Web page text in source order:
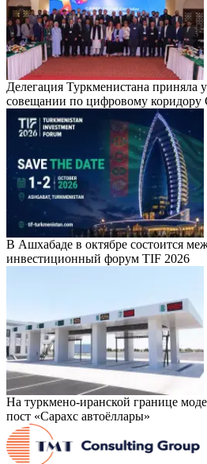
Делегация Туркменистана приняла
совещании по цифровому коридору
В Ашхабаде в октябре состоится
инвестиционный форум TIF 2026
На туркмено-иранской границе
пост «Сарахс автоёллары»